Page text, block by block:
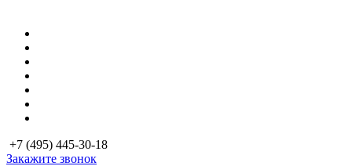
+7 (495) 445-30-18
Закажите звонок